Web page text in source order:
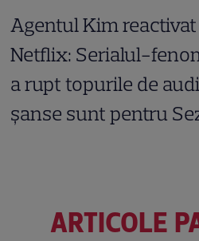
Agentul Kim reactivat
Netflix: Serialul-
a rupt topurile de
șanse sunt pentru
ARTICOLE